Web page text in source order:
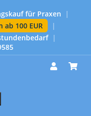
für Praxen
|
ab 100 EUR
|
|